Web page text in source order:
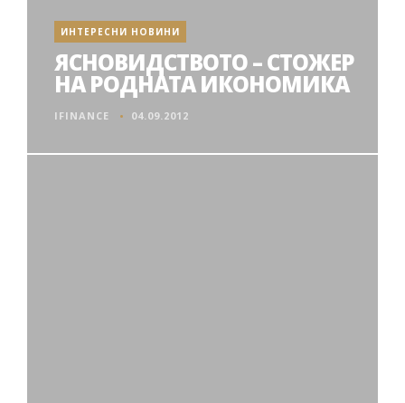
ИНТЕРЕСНИ НОВИНИ
ЯСНОВИДСТВОТО – СТОЖЕР
НА РОДНАТА ИКОНОМИКА
IFINANCE 04.09.2012